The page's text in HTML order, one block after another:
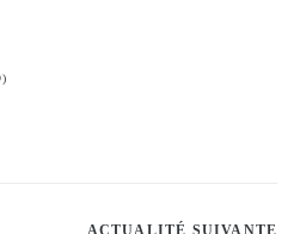
ACTUALITÉ SUIVANTE